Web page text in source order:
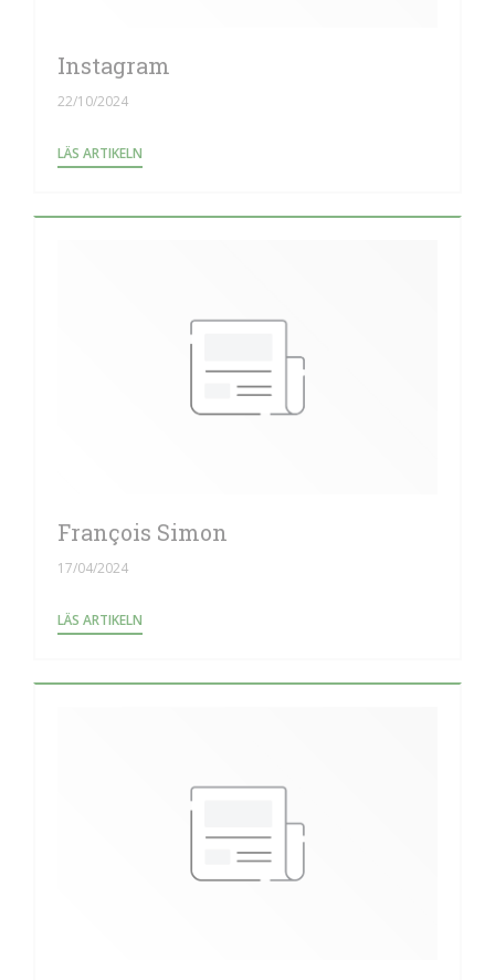
Instagram
22/10/2024
LÄS ARTIKELN
François Simon
17/04/2024
LÄS ARTIKELN